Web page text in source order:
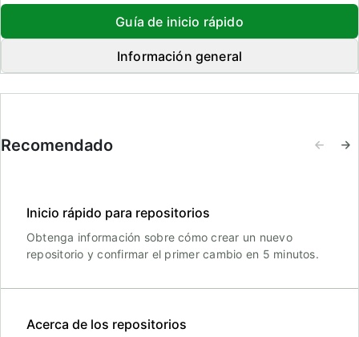
Guía de inicio rápido
Información general
Recomendado
Inicio rápido para repositorios
Obtenga información sobre cómo crear un nuevo
repositorio y confirmar el primer cambio en 5 minutos.
Acerca de los repositorios